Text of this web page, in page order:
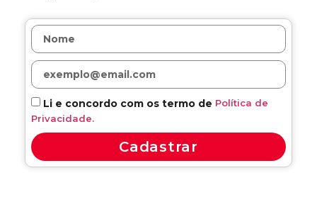
Li e concordo com os termo de Política de
Privacidade.
Cadastrar